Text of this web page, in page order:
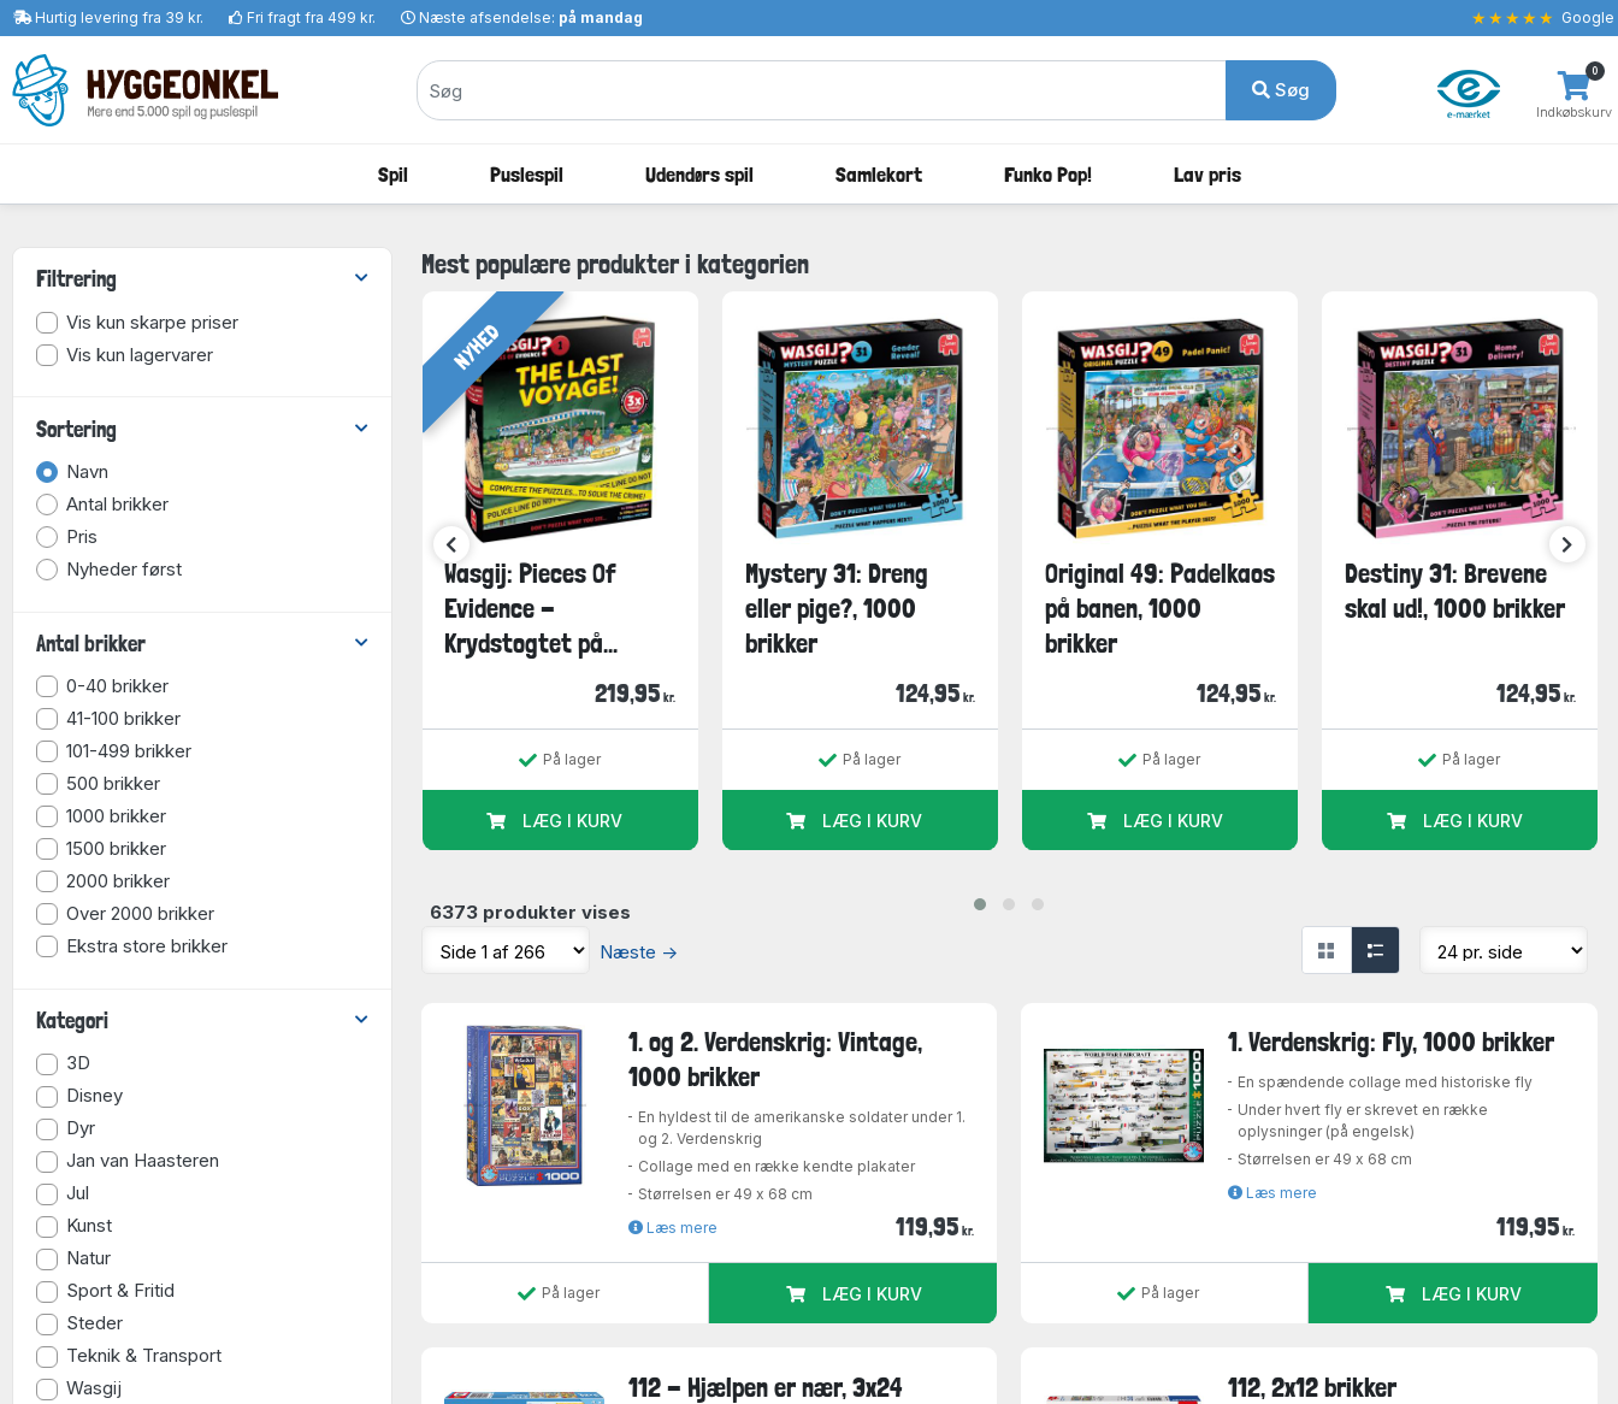
Hurtig levering fra 39 kr. Fri fragt fra 499 kr. Næste afsendelse: på mandag ★★★★★ Google
Søg
Indkøbskurv
0
Spil Puslespil Udendørs spil Samlekort Funko Pop! Lav pris
Filtrering
Vis kun skarpe priser
Vis kun lagervarer
Sortering
Navn
Antal brikker
Pris
Nyheder først
Antal brikker
0-40 brikker
41-100 brikker
101-499 brikker
500 brikker
1000 brikker
1500 brikker
2000 brikker
Over 2000 brikker
Ekstra store brikker
Kategori
3D
Disney
Dyr
Jan van Haasteren
Jul
Kunst
Natur
Sport & Fritid
Steder
Teknik & Transport
Wasgij
Mest populære produkter i kategorien
Mystery 30: Bullseye!,
NYHED
Wasgij: Pieces Of
Evidence -
Krydstogtet på...
219,95 kr.
På lager
LÆG I KURV
Mystery 31: Dreng
eller pige?, 1000
brikker
124,95 kr.
På lager
LÆG I KURV
Original 49: Padelkaos
på banen, 1000
brikker
124,95 kr.
På lager
LÆG I KURV
Destiny 31: Brevene
skal ud!, 1000 brikker
124,95 kr.
På lager
LÆG I KURV
6373 produkter vises
Næste →
1. og 2. Verdenskrig: Vintage,
1000 brikker
En hyldest til de amerikanske soldater under 1.
og 2. Verdenskrig
Collage med en række kendte plakater
Størrelsen er 49 x 68 cm
Læs mere
119,95 kr.
På lager LÆG I KURV
1. Verdenskrig: Fly, 1000 brikker
En spændende collage med historiske fly
Under hvert fly er skrevet en række
oplysninger (på engelsk)
Størrelsen er 49 x 68 cm
Læs mere
119,95 kr.
På lager LÆG I KURV
112 - Hjælpen er nær, 3x24
112, 2x12 brikker